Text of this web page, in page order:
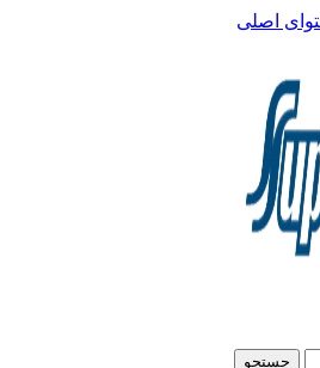
اصلی
جستجو